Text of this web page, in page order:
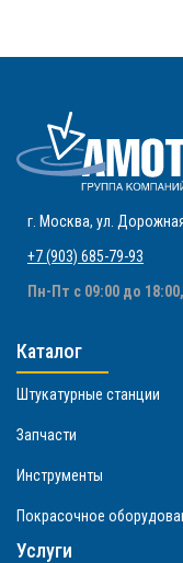
г. Москва, ул.
+7 (903) 685-79-93
Пн-Пт с 09:00 до
Каталог
Штукатурные станции
Запчасти
Инструменты
Покрасочное
Услуги